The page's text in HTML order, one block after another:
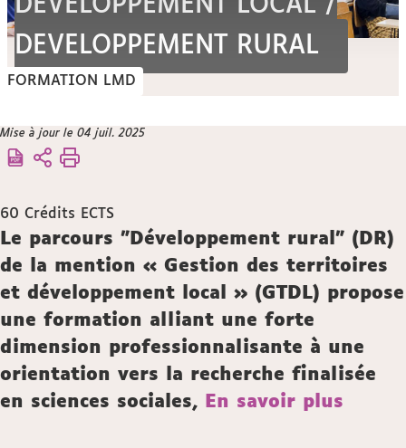
FORMATION LMD
DEVELOPPEMENT LOCAL /
DEVELOPPEMENT RURAL
Vous
êtes
Accueil
Offre
Mise à jour le 04 juil. 2025
60 Crédits ECTS
Description
Le parcours "Développement rural" (DR)
de la mention « Gestion des territoires
et développement local » (GTDL) propose
une formation alliant une forte
dimension professionnalisante à une
orientation vers la recherche finalisée
en sciences sociales,
En savoir plus